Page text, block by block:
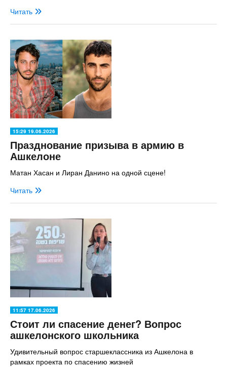
Читать
15:29 19.06.2026
Празднование призыва в армию в
Ашкелоне
Матан Хасан и Лиран Данино на одной сцене!
Читать
11:57 17.06.2026
Стоит ли спасение денег? Вопрос
ашкелонского школьника
Удивительный вопрос старшеклассника из Ашкелона в
рамках проекта по спасению жизней